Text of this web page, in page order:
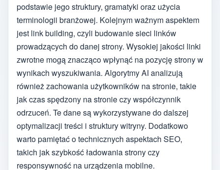
podstawie jego struktury, gramatyki oraz użycia
terminologii branżowej. Kolejnym ważnym aspektem
jest link building, czyli budowanie sieci linków
prowadzących do danej strony. Wysokiej jakości linki
zwrotne mogą znacząco wpłynąć na pozycję strony w
wynikach wyszukiwania. Algorytmy AI analizują
również zachowania użytkowników na stronie, takie
jak czas spędzony na stronie czy współczynnik
odrzuceń. Te dane są wykorzystywane do dalszej
optymalizacji treści i struktury witryny. Dodatkowo
warto pamiętać o technicznych aspektach SEO,
takich jak szybkość ładowania strony czy
responsywność na urządzenia mobilne.